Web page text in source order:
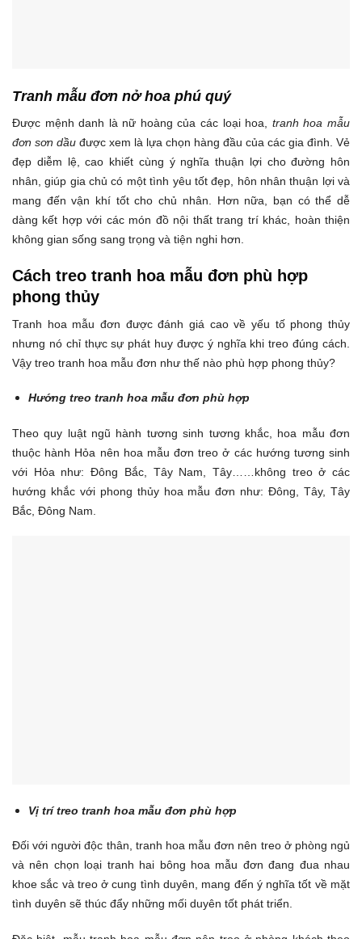
Tranh mẫu đơn nở hoa phú quý
Được mệnh danh là nữ hoàng của các loại hoa, tranh hoa mẫu
đơn sơn dầu được xem là lựa chọn hàng đầu của các gia đình. Vẻ
đẹp diễm lệ, cao khiết cùng ý nghĩa thuận lợi cho đường hôn
nhân, giúp gia chủ có một tình yêu tốt đẹp, hôn nhân thuận lợi và
mang đến vận khí tốt cho chủ nhân. Hơn nữa, bạn có thể dễ
dàng kết hợp với các món đồ nội thất trang trí khác, hoàn thiện
không gian sống sang trọng và tiện nghi hơn.
Cách treo tranh hoa mẫu đơn phù hợp
phong thủy
Tranh hoa mẫu đơn được đánh giá cao về yếu tố phong thủy
nhưng nó chỉ thực sự phát huy được ý nghĩa khi treo đúng cách.
Vậy treo tranh hoa mẫu đơn như thế nào phù hợp phong thủy?
Hướng treo tranh hoa mẫu đơn phù hợp
Theo quy luật ngũ hành tương sinh tương khắc, hoa mẫu đơn
thuộc hành Hỏa nên hoa mẫu đơn treo ở các hướng tương sinh
với Hỏa như: Đông Bắc, Tây Nam, Tây……không treo ở các
hướng khắc với phong thủy hoa mẫu đơn như: Đông, Tây, Tây
Bắc, Đông Nam.
Vị trí treo tranh hoa mẫu đơn phù hợp
Đối với người độc thân, tranh hoa mẫu đơn nên treo ở phòng ngủ
và nên chọn loại tranh hai bông hoa mẫu đơn đang đua nhau
khoe sắc và treo ở cung tình duyên, mang đến ý nghĩa tốt về mặt
tình duyên sẽ thúc đẩy những mối duyên tốt phát triển.